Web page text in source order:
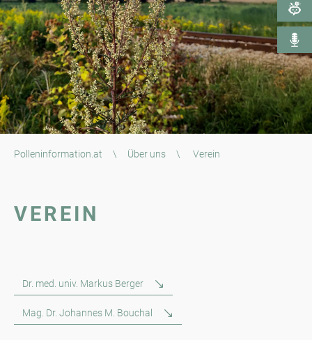
Polleninformation.at \ Über uns \ Verein
VEREIN
Dr. med. univ. Markus Berger
Mag. Dr. Johannes M. Bouchal